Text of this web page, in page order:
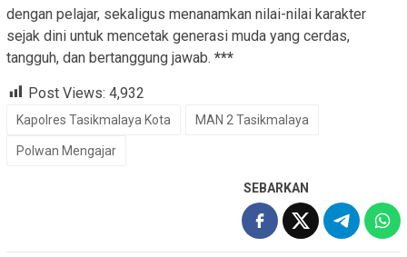
dengan pelajar, sekaligus menanamkan nilai-nilai karakter
sejak dini untuk mencetak generasi muda yang cerdas,
tangguh, dan bertanggung jawab. ***
Post Views: 4,932
Kapolres Tasikmalaya Kota MAN 2 Tasikmalaya
Polwan Mengajar
SEBARKAN